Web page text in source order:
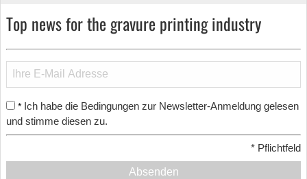
Top news for the gravure printing industry
* Ich habe die Bedingungen zur Newsletter-Anmeldung gelesen
und stimme diesen zu.
* Pflichtfeld
Absenden